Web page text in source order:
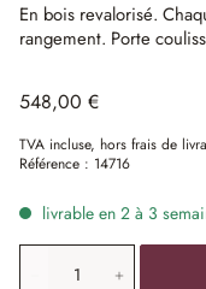
En bois revalorisé.
rangement. Porte
548,00 €
TVA incluse, hors frais de
Référence : 14716
livrable en 2 à 3
Quantité de